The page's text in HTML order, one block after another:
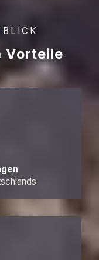
Vorteile